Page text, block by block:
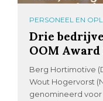
PERSONEEL EN
Drie
OOM
Berg Hortimotive
Wout Hogervorst
genomineerd voor